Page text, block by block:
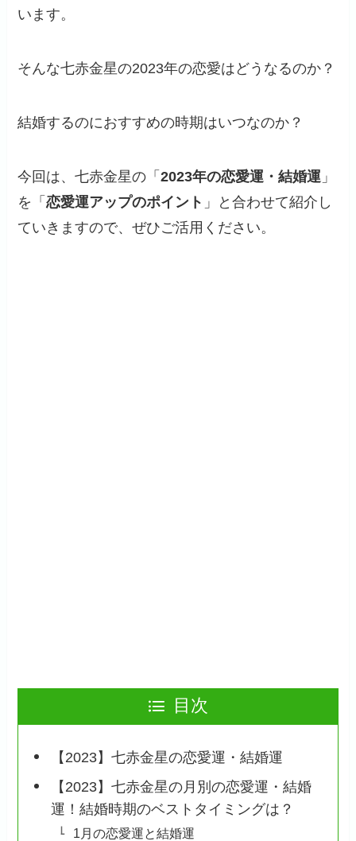
います。
そんな七赤金星の2023年の恋愛はどうなるのか？
結婚するのにおすすめの時期はいつなのか？
今回は、七赤金星の「2023年の恋愛運・結婚運 」
を「恋愛運アップのポイント 」と合わせて紹介し
ていきますので、ぜひご活用ください。
目次
【2023】七赤金星の恋愛運・結婚運
【2023】七赤金星の月別の恋愛運・結婚
運！結婚時期のベストタイミングは？
1月の恋愛運と結婚運